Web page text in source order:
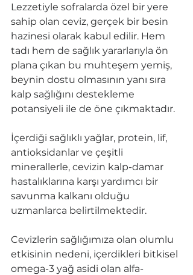
Lezzetiyle sofralarda özel bir yere
sahip olan ceviz, gerçek bir besin
hazinesi olarak kabul edilir. Hem
tadı hem de sağlık yararlarıyla ön
plana çıkan bu muhteşem yemiş,
beynin dostu olmasının yanı sıra
kalp sağlığını destekleme
potansiyeli ile de öne çıkmaktadır.
İçerdiği sağlıklı yağlar, protein, lif,
antioksidanlar ve çeşitli
minerallerle, cevizin kalp-damar
hastalıklarına karşı yardımcı bir
savunma kalkanı olduğu
uzmanlarca belirtilmektedir.
Cevizlerin sağlığımıza olan olumlu
etkisinin nedeni, içerdikleri bitkisel
omega-3 yağ asidi olan alfa-